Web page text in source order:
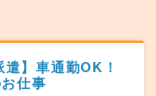
】車通勤OK！
仕事